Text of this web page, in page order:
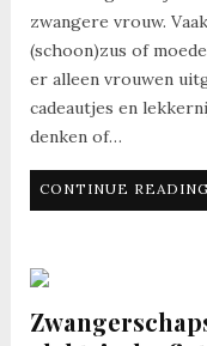
zwangere vrouw.
(schoon)zus of
er alleen vrouwen
cadeautjes en
denken of…
CONTINUE READING